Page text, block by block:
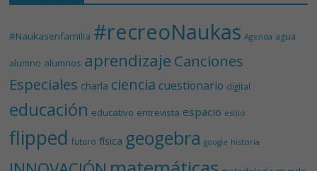
#Naukasenfamilia #recreoNaukas Agenda agua
alumno alumnos aprendizaje Canciones
Especiales charla ciencia cuestionario digital
educación educativo entrevista espacio estilo
flipped futuro física geogebra google historia